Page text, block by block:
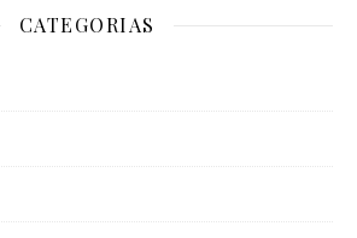
CATEGORIAS